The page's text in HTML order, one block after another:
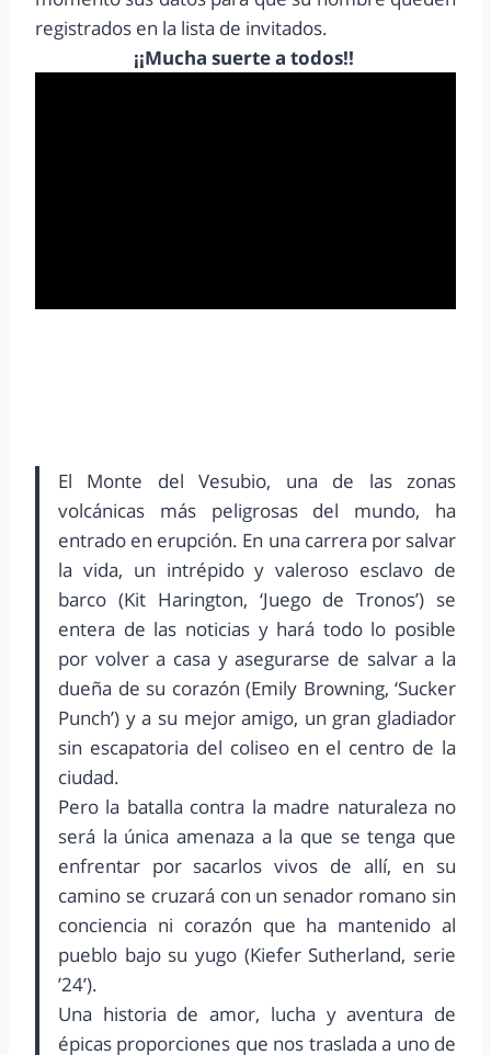
registrados en la lista de invitados.
¡¡Mucha suerte a todos!!
El Monte del Vesubio, una de las zonas
volcánicas más peligrosas del mundo, ha
entrado en erupción. En una carrera por salvar
la vida, un intrépido y valeroso esclavo de
barco (Kit Harington, ‘Juego de Tronos’) se
entera de las noticias y hará todo lo posible
por volver a casa y asegurarse de salvar a la
dueña de su corazón (Emily Browning, ‘Sucker
Punch’) y a su mejor amigo, un gran gladiador
sin escapatoria del coliseo en el centro de la
ciudad.
Pero la batalla contra la madre naturaleza no
será la única amenaza a la que se tenga que
enfrentar por sacarlos vivos de allí, en su
camino se cruzará con un senador romano sin
conciencia ni corazón que ha mantenido al
pueblo bajo su yugo (Kiefer Sutherland, serie
’24’).
Una historia de amor, lucha y aventura de
épicas proporciones que nos traslada a uno de